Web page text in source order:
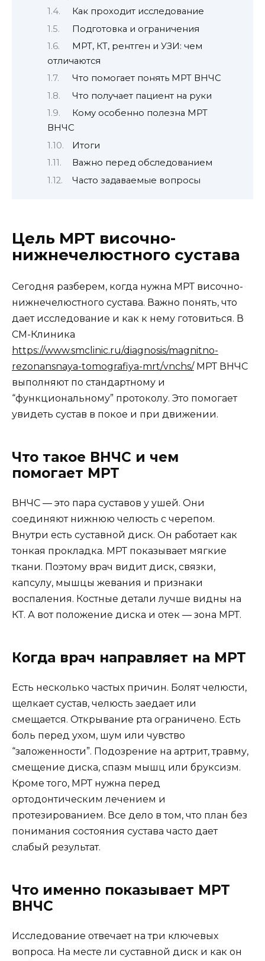
Как проходит исследование
Подготовка и ограничения
МРТ, КТ, рентген и УЗИ: чем
отличаются
Что помогает понять МРТ ВНЧС
Что получает пациент на руки
Кому особенно полезна МРТ
ВНЧС
Итоги
Важно перед обследованием
Часто задаваемые вопросы
Цель МРТ височно-
нижнечелюстного сустава
Сегодня разберем, когда нужна МРТ височно-
нижнечелюстного сустава. Важно понять, что
дает исследование и как к нему готовиться. В
СМ-Клиника
https://www.smclinic.ru/diagnosis/magnitno-
rezonansnaya-tomografiya-mrt/vnchs/МРТ ВНЧС
выполняют по стандартному и
“функциональному” протоколу. Это помогает
увидеть сустав в покое и при движении.
Что такое ВНЧС и чем
помогает МРТ
ВНЧС — это пара суставов у ушей. Они
соединяют нижнюю челюсть с черепом.
Внутри есть суставной диск. Он работает как
тонкая прокладка. МРТ показывает мягкие
ткани. Поэтому врач видит диск, связки,
капсулу, мышцы жевания и признаки
воспаления. Костные детали лучше видны на
КТ. А вот положение диска и отек — зона МРТ.
Когда врач направляет на МРТ
Есть несколько частых причин. Болят челюсти,
щелкает сустав, челюсть заедает или
смещается. Открывание рта ограничено. Есть
боль перед ухом, шум или чувство
“заложенности”. Подозрение на артрит, травму,
смещение диска, спазм мышц или бруксизм.
Кроме того, МРТ нужна перед
ортодонтическим лечением и
протезированием. Все дело в том, что план без
понимания состояния сустава часто дает
слабый результат.
Что именно показывает МРТ
ВНЧС
Исследование отвечает на три ключевых
вопроса. На месте ли суставной диск и как он